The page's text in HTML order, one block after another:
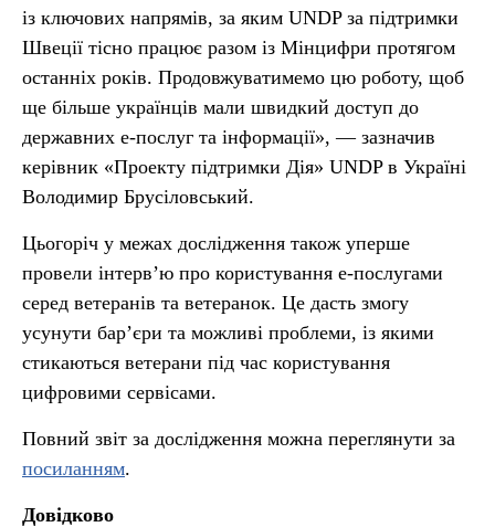
із ключових напрямів, за яким UNDP за підтримки
Швеції тісно працює разом із Мінцифри протягом
останніх років. Продовжуватимемо цю роботу, щоб
ще більше українців мали швидкий доступ до
державних е-послуг та інформації», — зазначив
керівник «Проекту підтримки Дія» UNDP в Україні
Володимир Брусіловський.
Цьогоріч у межах дослідження також уперше
провели інтерв’ю про користування е-послугами
серед ветеранів та ветеранок. Це дасть змогу
усунути бар’єри та можливі проблеми, із якими
стикаються ветерани під час користування
цифровими сервісами.
Повний звіт за дослідження можна переглянути за
посиланням.
Довідково